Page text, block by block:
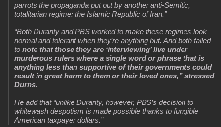
parrots the propaganda put out by another anti-Semitic,
totalitarian regime: the Islamic Republic of Iran.”
“Both Duranty and PBS worked to make these regimes look
normal and tolerant when they’re anything but. And both failed
to note that those they are ‘interviewing’ live under
murderous rulers where a single word or phrase that is
anything less than supportive of their governments could
result in great harm to them or their loved ones,” stressed
Durns.
He add that “unlike Duranty, however, PBS’s decision to
whitewash despotism is made possible thanks to fungible
American taxpayer dollars.”